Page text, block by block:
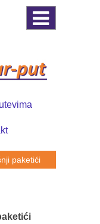
paketići